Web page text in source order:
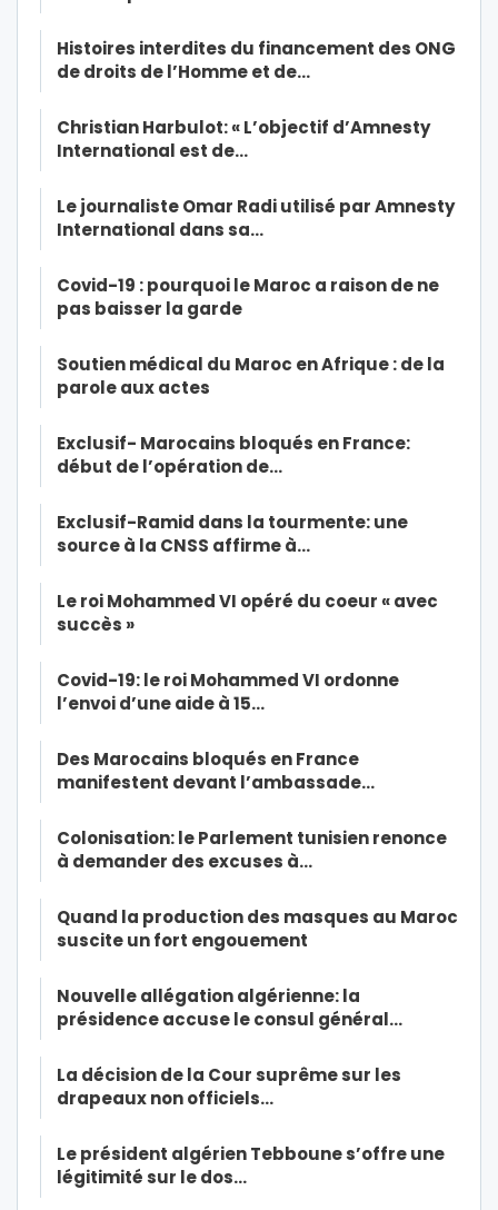
Histoires interdites du financement des ONG
de droits de l’Homme et de…
Christian Harbulot: « L’objectif d’Amnesty
International est de…
Le journaliste Omar Radi utilisé par Amnesty
International dans sa…
Covid-19 : pourquoi le Maroc a raison de ne
pas baisser la garde
Soutien médical du Maroc en Afrique : de la
parole aux actes
Exclusif- Marocains bloqués en France:
début de l’opération de…
Exclusif-Ramid dans la tourmente: une
source à la CNSS affirme à…
Le roi Mohammed VI opéré du coeur « avec
succès »
Covid-19: le roi Mohammed VI ordonne
l’envoi d’une aide à 15…
Des Marocains bloqués en France
manifestent devant l’ambassade…
Colonisation: le Parlement tunisien renonce
à demander des excuses à…
Quand la production des masques au Maroc
suscite un fort engouement
Nouvelle allégation algérienne: la
présidence accuse le consul général…
La décision de la Cour suprême sur les
drapeaux non officiels…
Le président algérien Tebboune s’offre une
légitimité sur le dos…